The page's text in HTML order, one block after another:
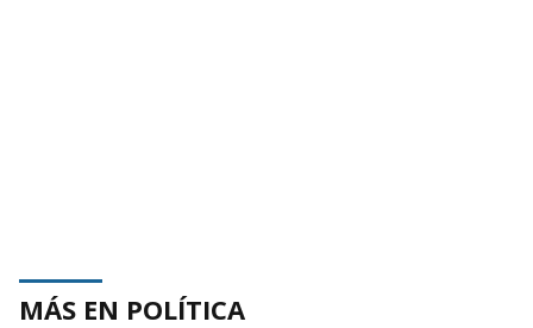
MÁS EN POLÍTICA